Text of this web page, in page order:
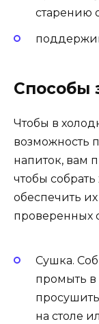
старению
Способы
Чтобы в
возможность
напиток, вам
чтобы
обеспечить их
проверенных
Сушка.
промыть в
на столе